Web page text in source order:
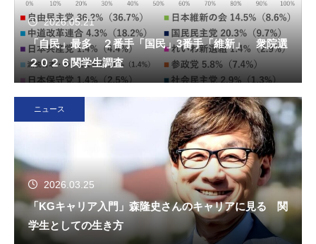
2026.05.21
「自民」最多 ２番手「国民」3番手「維新」 衆院選
２０２６関学生調査
ニュース
2026.03.25
「KGキャリア入門」森隆史さんのキャリアに見る 関
学生としての生き方